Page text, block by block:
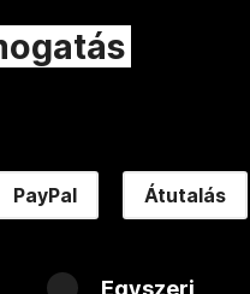
PayPal Átutalás
Egyszeri